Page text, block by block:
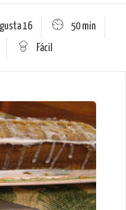
16 50 min
Fácil